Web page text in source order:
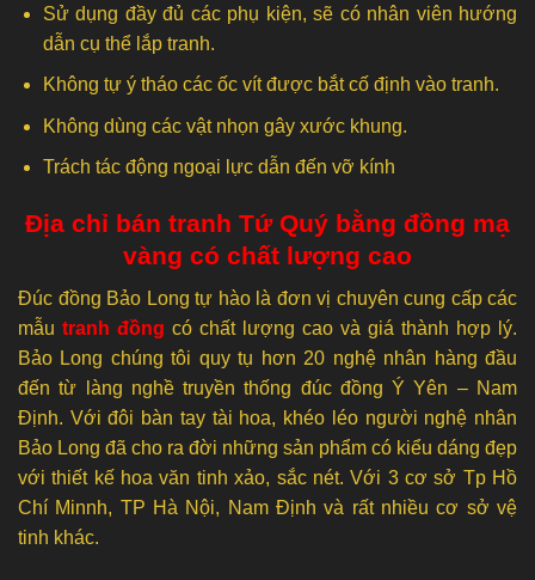
Sử dụng đầy đủ các phụ kiện, sẽ có nhân viên hướng
dẫn cụ thể lắp tranh.
Không tự ý tháo các ốc vít được bắt cố định vào tranh.
Không dùng các vật nhọn gây xước khung.
Trách tác động ngoại lực dẫn đến vỡ kính
Địa chỉ bán tranh Tứ Quý bằng đồng mạ
vàng có chất lượng cao
Đúc đồng Bảo Long tự hào là đơn vị chuyên cung cấp các
mẫu tranh đồng có chất lượng cao và giá thành hợp lý.
Bảo Long chúng tôi quy tụ hơn 20 nghệ nhân hàng đầu
đến từ làng nghề truyền thống đúc đồng Ý Yên – Nam
Định. Với đôi bàn tay tài hoa, khéo léo người nghệ nhân
Bảo Long đã cho ra đời những sản phẩm có kiểu dáng đẹp
với thiết kế hoa văn tinh xảo, sắc nét. Với 3 cơ sở Tp Hồ
Chí Minnh, TP Hà Nội, Nam Định và rất nhiều cơ sở vệ
tinh khác.